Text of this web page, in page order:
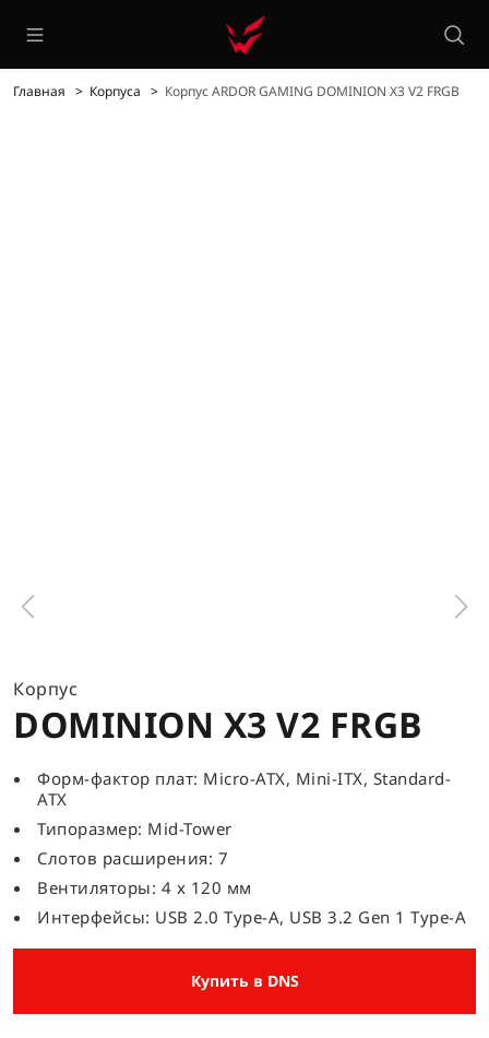
Главная Корпуса Корпус ARDOR GAMING DOMINION X3 V2 FRGB
Корпус
DOMINION X3 V2 FRGB
Форм-фактор плат: Micro-ATX, Mini-ITX, Standard-
ATX
Типоразмер: Mid-Tower
Слотов расширения: 7
Вентиляторы: 4 x 120 мм
Интерфейсы: USB 2.0 Type-A, USB 3.2 Gen 1 Type-A
Купить в DNS